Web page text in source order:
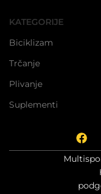
KATEGORIJE
Biciklizam
Trčanje
Plivanje
Suplementi